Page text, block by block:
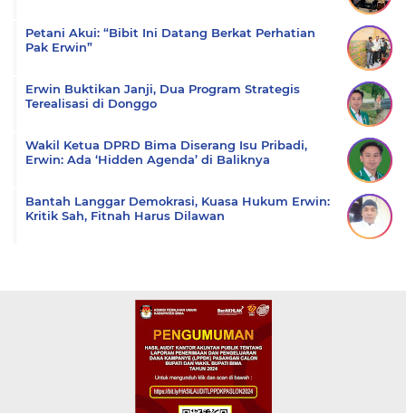
Petani Akui: “Bibit Ini Datang Berkat Perhatian
Pak Erwin”
Erwin Buktikan Janji, Dua Program Strategis
Terealisasi di Donggo
Wakil Ketua DPRD Bima Diserang Isu Pribadi,
Erwin: Ada ‘Hidden Agenda’ di Baliknya
Bantah Langgar Demokrasi, Kuasa Hukum Erwin:
Kritik Sah, Fitnah Harus Dilawan